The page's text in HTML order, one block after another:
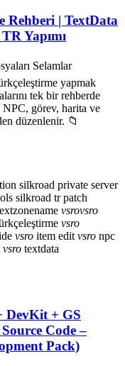
Rehberi | TextData
Yapımı
Selamlar
yapmak
tek bir rehberde
görev, harita ve
düzenlenir. 📁
silkroad private server
silkroad tr patch
vsrovsro
vsro
vsro item edit vsro npc
vsro textdata
DevKit + GS
Code –
Pack)